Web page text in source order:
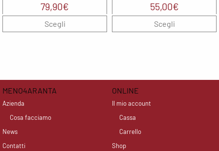
79,90€
Scegli
55,00€
Scegli
MENO4ARANTA
Azienda
Cosa facciamo
News
Contatti
ONLINE
Il mio account
Cassa
Carrello
Shop